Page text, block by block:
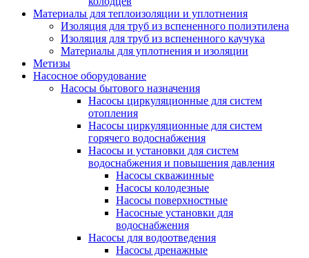
Материалы для теплоизоляции и уплотнения
Изоляция для труб из вспененного полиэтилена
Изоляция для труб из вспененного каучука
Материалы для уплотнения и изоляции
Метизы
Насосное оборудование
Насосы бытового назначения
Насосы циркуляционные для систем
отопления
Насосы циркуляционные для систем
горячего водоснабжения
Насосы и установки для систем
водоснабжения и повышения давления
Насосы скважинные
Насосы колодезные
Насосы поверхностные
Насосные установки для
водоснабжения
Насосы для водоотведения
Насосы дренажные